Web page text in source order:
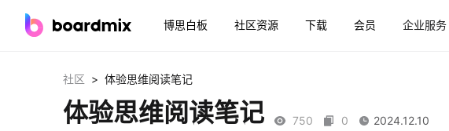
博思白板 社区资源 下载 会员 企业服务
社区 > 体验思维阅读笔记
体验思维阅读笔记 750 0 2024.12.10